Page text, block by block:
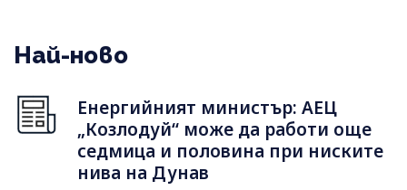
Най-ново
Енергийният министър: АЕЦ
„Козлодуй“ може да работи още
седмица и половина при ниските
нива на Дунав